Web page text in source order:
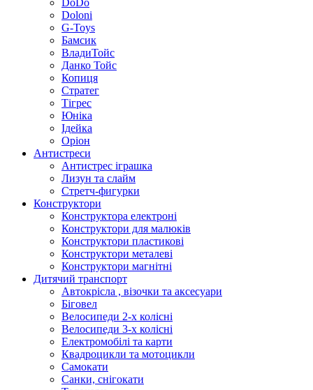
DoDo
Doloni
G-Toys
Бамсик
ВладиТойс
Данко Тойс
Копиця
Стратег
Тігрес
Юніка
Ідейка
Оріон
Антистреси
Антистрес іграшка
Лизун та слайм
Стретч-фигурки
Конструктори
Конструктора електроні
Конструктори для малюків
Конструктори пластикові
Конструктори металеві
Конструктори магнітні
Дитячий транспорт
Автокрісла , візочки та аксесуари
Біговел
Велосипеди 2-х колісні
Велосипеди 3-х колісні
Електромобілі та карти
Квадроцикли та мотоцикли
Самокати
Санки, снігокати